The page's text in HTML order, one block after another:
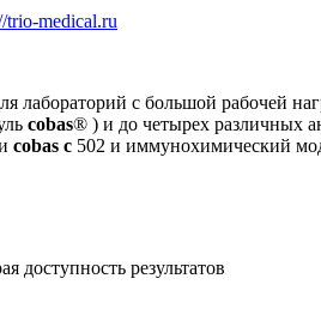
trio-medical.ru
лабораторий с большой рабочей
cobas® ) и до четырех различных
cobas c 502 и иммунохимический
доступность результатов